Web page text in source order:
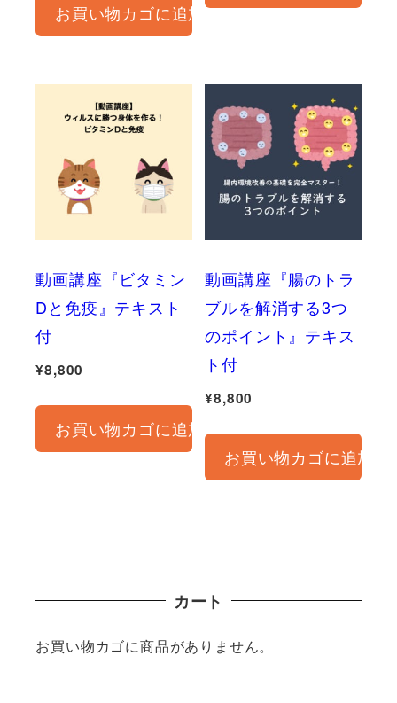
お買い物カゴに追加
動画講座『ビタミン
Dと免疫』テキスト
付
¥8,800
お買い物カゴに追加
動画講座『腸のトラ
ブルを解消する3つ
のポイント』テキス
ト付
¥8,800
お買い物カゴに追加
カート
お買い物カゴに商品がありません。